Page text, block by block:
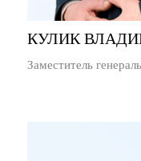
КУЛИК
Заместитель